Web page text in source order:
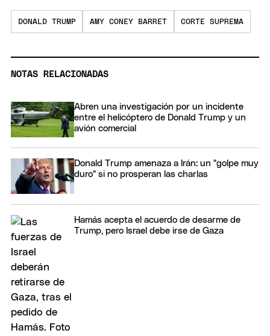
DONALD TRUMP AMY CONEY BARRET CORTE SUPREMA
NOTAS RELACIONADAS
Abren una investigación por un incidente
entre el helicóptero de Donald Trump y un
avión comercial
Donald Trump amenaza a Irán: un "golpe muy
duro" si no prosperan las charlas
Hamás acepta el acuerdo de desarme de
Trump, pero Israel debe irse de Gaza